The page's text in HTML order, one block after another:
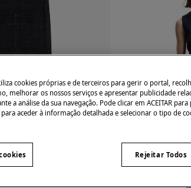
cookies próprias e de terceiros para gerir o portal,
melhorar os nossos serviços e apresentar publicidade
a análise da sua navegação. Pode clicar em ACEITAR
aceder à informação detalhada e selecionar o tipo de
Rejeitar Todos